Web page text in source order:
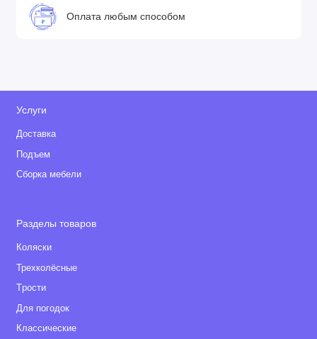
Оплата любым способом
Услуги
Доставка
Подъем
Сборка мебели
Разделы товаров
Коляски
Трехколёсные
Tрости
Для погодок
Классические